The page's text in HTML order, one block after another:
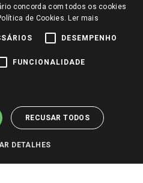
concorda com todos os cookies
de Cookies. Ler mais
DESEMPENHO
FUNCIONALIDADE
RECUSAR TODOS
DETALHES